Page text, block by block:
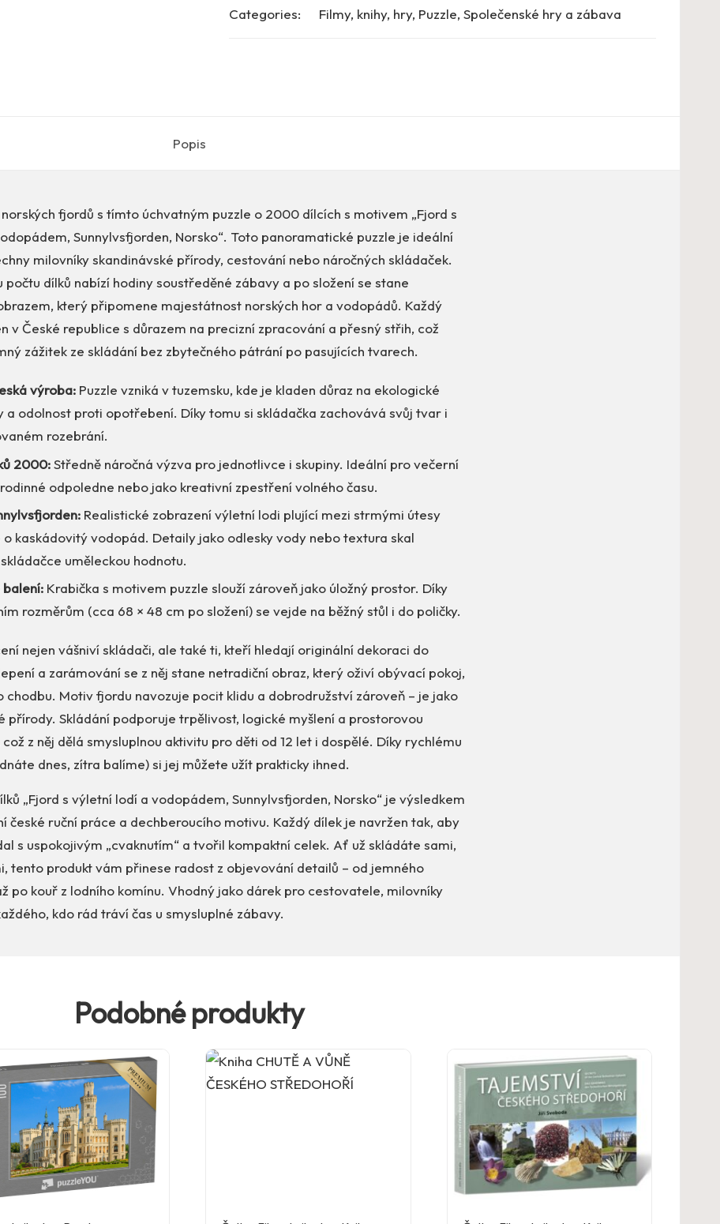
Categories:
Filmy, knihy, hry, Puzzle, Společenské hry a zábava
Popis
fjordů s tímto úchvatným puzzle o 2000 dílcích s motivem „Fjord s
Sunnylvsfjorden, Norsko“. Toto panoramatické puzzle je ideální
milovníky skandinávské přírody, cestování nebo náročných skládaček.
počtu dílků nabízí hodiny soustředěné zábavy a po složení se stane
který připomene majestátnost norských hor a vodopádů. Každý
v České republice s důrazem na precizní zpracování a přesný střih, což
zážitek ze skládání bez zbytečného pátrání po pasujících tvarech.
výroba: Puzzle vzniká v tuzemsku, kde je kladen důraz na ekologické
a odolnost proti opotřebení. Díky tomu si skládačka zachovává svůj tvar i
rozebrání.
2000:Středně náročná výzva pro jednotlivce i skupiny. Ideální pro večerní
odpoledne nebo jako kreativní zpestření volného času.
Realistické zobrazení výletní lodi plující mezi strmými útesy
o kaskádovitý vodopád. Detaily jako odlesky vody nebo textura skal
uměleckou hodnotu.
balení: Krabička s motivem puzzle slouží zároveň jako úložný prostor. Díky
rozměrům (cca 68 × 48 cm po složení) se vejde na běžný stůl i do poličky.
nejen vášniví skládači, ale také ti, kteří hledají originální dekoraci do
a zarámování se z něj stane netradiční obraz, který oživí obývací pokoj,
chodbu. Motiv fjordu navozuje pocit klidu a dobrodružství zároveň – je jako
přírody. Skládání podporuje trpělivost, logické myšlení a prostorovou
z něj dělá smysluplnou aktivitu pro děti od 12 let i dospělé. Díky rychlému
dnes, zítra balíme) si jej můžete užít prakticky ihned.
„Fjord s výletní lodí a vodopádem, Sunnylvsfjorden, Norsko“ je výsledkem
české ruční práce a dechberoucího motivu. Každý dílek je navržen tak, aby
s uspokojivým „cvaknutím“ a tvořil kompaktní celek. Ať už skládáte sami,
tento produkt vám přinese radost z objevování detailů – od jemného
po kouř z lodního komínu. Vhodný jako dárek pro cestovatele, milovníky
kdo rád tráví čas u smysluplné zábavy.
Podobné produkty